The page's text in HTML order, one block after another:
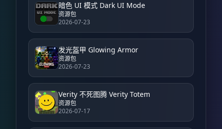
暗色 UI 模式 Dark UI Mode
资源包
2026-07-23
发光盔甲 Glowing Armor
资源包
2026-07-23
Verity 不死图腾 Verity Totem
资源包
2026-07-17